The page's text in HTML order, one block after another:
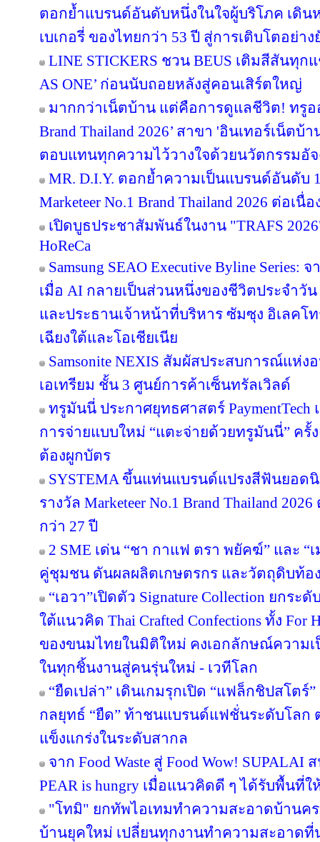
ตอกย้ำแบรนด์อันดับหนึ่งในใจผู้บริโภค เดิ
เบเกอรี่ ของไทยกว่า 53 ปี สู่การเติบโตอย่าง
LINE STICKERS ชวน BEUS เติมสีสันทุก
AS ONE’ ก่อนนับถอยหลังสู่คอนเสิร์ตใหญ่
มากกว่าเน็ตบ้าน แต่คือการดูแลชีวิต! ทรูอ
Brand Thailand 2026’ สาขา 'อินเทอร์เน็ตบ้
ตอบแทนทุกความไว้วางใจด้วยนวัตกรรมอั
MR. D.I.Y. ตอกย้ำความเป็นแบรนด์อันดับ
Marketeer No.1 Brand Thailand 2026 ต่อเนื่
เปิดบูธประชาสัมพันธ์ในงาน "TRAFS
HoReCa
Samsung SEAO Executive Byline
เมื่อ AI กลายเป็นส่วนหนึ่งของชีวิตประจำวั
และประธานเจ้าหน้าที่บริหาร ซัมซุง อิเลค
เฉียงใต้และโอเชียเนีย
Samsonite NEXIS สัมผัสประสบการณ์แห่
เอเทรียม ชั้น 3 ศูนย์การค้าเซ็นทรัลเวิลด์
ทรูมันนี่ ประกาศยุทธศาสตร์
การจ่ายแบบใหม่ “แตะจ่ายด้วยทรูมันนี่” ครั้
ต้องผูกบัตร
SYSTEMA ขึ้นแท่นแบรนด์แปรงสีฟันยอด
รางวัล Marketeer No.1 Brand Thailand
กว่า 27 ปี
2 SME เด่น “ชา กาแฟ ตรา พยัคฆ์” และ
คู่ชุมชน ดันผลผลิตเกษตรกร และวัตถุดิบท้อ
“เอวา”เปิดตัว Signature Collection ยกร
ใต้แนวคิด Thai Crafted Confections ทั้ง For
ของขนมไทยในมิติใหม่ คงเอกลักษณ์ความ
ในทุกชิ้นงานสู่คนรุ่นใหม่ - เวทีโลก
“ยืดเปล่า” เดินเกมรุกเปิด “แฟล็กชิปสโต
กลยุทธ์ “ยืด” ท้าชนแบรนด์แฟชั่นระดับโลก
แข็งแกร่งในระดับสากล
จาก Food Waste สู่ Food Wow! SUPALAI
PEAR is hungry เมื่อแนวคิดดี ๆ ได้รับพื้นที่ใ
"โทมิ" ยกทัพไอเทมทำความสะอาดบ้านค
บ้านยุคใหม่ เปลี่ยนทุกงานทำความสะอาดที่